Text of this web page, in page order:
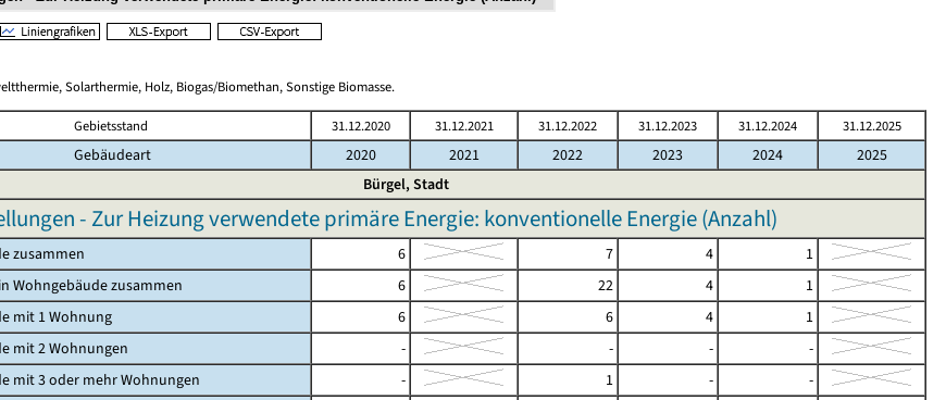
Solarthermie, Holz, Biogas/Biomethan, Sonstige Biomasse.
Gebietsstand 31.12.2020 31.12.2021 31.12.2022 31.12.2023 31.12.2024 31.12.2025
Gebäudeart 2020 2021 2022 2023 2024
2025
Bürgel, Stadt
- Zur Heizung verwendete primäre Energie: konventionelle Energie (Anzahl)
zusammen 6 7 4
1
Wohngebäude zusammen
6 22 4
1
mit 1 Wohnung
6 6 4
1
mit 2 Wohnungen
- - -
-
mit 3 oder mehr Wohnungen
- 1 -
-